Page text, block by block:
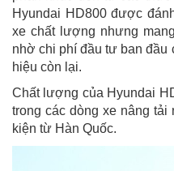
Hyundai HD800 được
xe chất lượng nhưng
nhờ chi phí đầu tư ban
hiệu còn lại.
Chất lượng của Hyundai
trong các dòng xe nâng
kiện từ Hàn Quốc.